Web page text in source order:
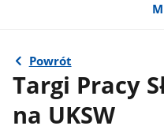
Powrót
Targi Pracy
na UKSW